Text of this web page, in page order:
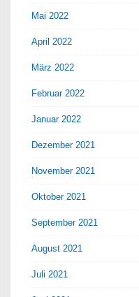
Mai 2022
April 2022
März 2022
Februar 2022
Januar 2022
Dezember 2021
November 2021
Oktober 2021
September 2021
August 2021
Juli 2021